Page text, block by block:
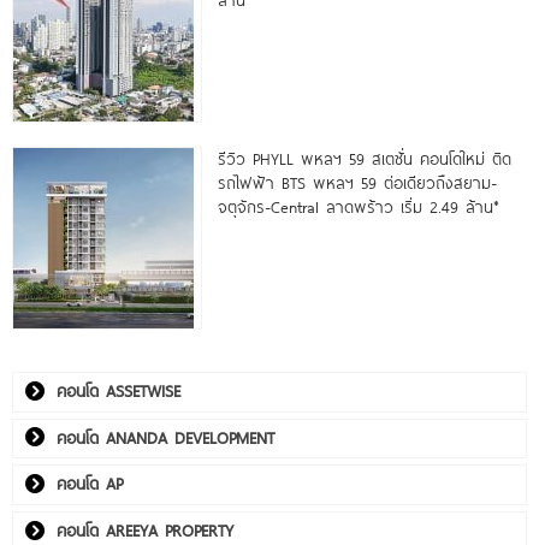
รีวิว PHYLL พหลฯ 59 สเตชั่น คอนโดใหม่ ติด
รถไฟฟ้า BTS พหลฯ 59 ต่อเดียวถึงสยาม-
จตุจักร-Central ลาดพร้าว เริ่ม 2.49 ล้าน*
คอนโด ASSETWISE
คอนโด ANANDA DEVELOPMENT
คอนโด AP
คอนโด AREEYA PROPERTY